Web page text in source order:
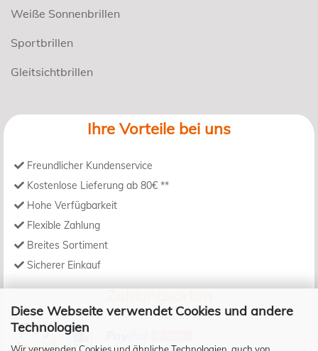
Diese Webseite verwendet Cookies und andere
Technologien
Wir verwenden Cookies und ähnliche Technologien, auch von
Weiße Sonnenbrillen
Sportbrillen
Gleitsichtbrillen
Ihre Vorteile bei uns
Freundlicher Kundenservice
Kostenlose Lieferung ab 80€ **
Hohe Verfügbarkeit
Flexible Zahlung
Breites Sortiment
Sicherer Einkauf